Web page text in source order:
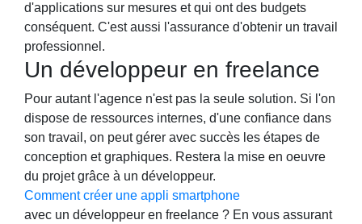
d'applications sur mesures et qui ont des budgets
conséquent. C'est aussi l'assurance d'obtenir un travail
professionnel.
Un développeur en freelance
Pour autant l'agence n'est pas la seule solution. Si l'on
dispose de ressources internes, d'une confiance dans
son travail, on peut gérer avec succès les étapes de
conception et graphiques. Restera la mise en oeuvre
du projet grâce à un développeur.
Comment créer une appli smartphone
avec un développeur en freelance ? En vous assurant